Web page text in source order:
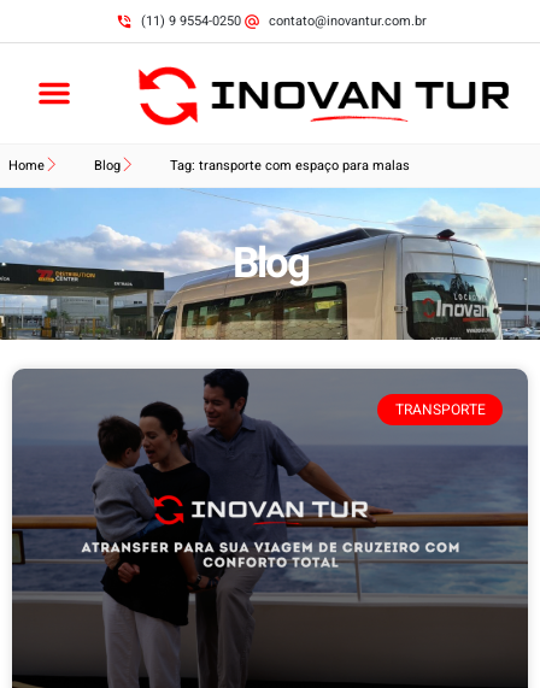
(11) 9 9554-0250 contato@inovantur.com.br
Home Blog Tag: transporte com espaço para malas
Blog
TRANSPORTE